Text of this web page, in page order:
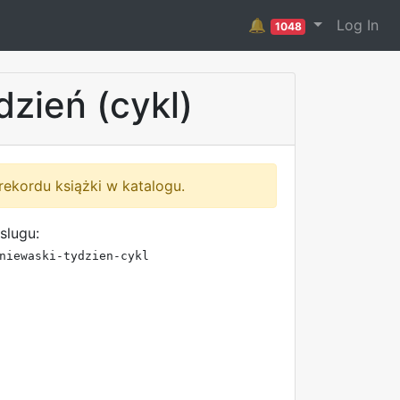
🔔 1048 Log In
(cykl)
książki w katalogu.
tydzien-cykl